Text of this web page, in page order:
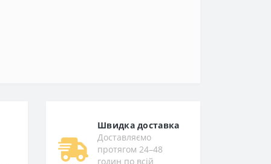
Швидка доставка
Доставляємо
протягом 24–48
годин по всій